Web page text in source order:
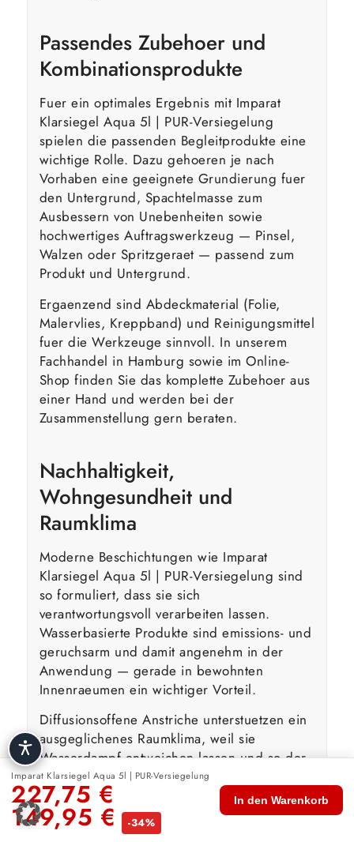
Passendes Zubehoer und
Kombinationsprodukte
Fuer ein optimales Ergebnis mit Imparat
Klarsiegel Aqua 5l | PUR-Versiegelung
spielen die passenden Begleitprodukte eine
wichtige Rolle. Dazu gehoeren je nach
Vorhaben eine geeignete Grundierung fuer
den Untergrund, Spachtelmasse zum
Ausbessern von Unebenheiten sowie
hochwertiges Auftragswerkzeug — Pinsel,
Walzen oder Spritzgeraet — passend zum
Produkt und Untergrund.
Ergaenzend sind Abdeckmaterial (Folie,
Malervlies, Kreppband) und Reinigungsmittel
fuer die Werkzeuge sinnvoll. In unserem
Fachhandel in Hamburg sowie im Online-
Shop finden Sie das komplette Zubehoer aus
einer Hand und werden bei der
Zusammenstellung gern beraten.
Nachhaltigkeit,
Wohngesundheit und
Raumklima
Moderne Beschichtungen wie Imparat
Klarsiegel Aqua 5l | PUR-Versiegelung sind
so formuliert, dass sie sich
verantwortungsvoll verarbeiten lassen.
Wasserbasierte Produkte sind emissions- und
geruchsarm und damit angenehm in der
Anwendung — gerade in bewohnten
Innenraeumen ein wichtiger Vorteil.
Diffusionsoffene Anstriche unterstuetzen ein
ausgeglichenes Raumklima, weil sie
Wasserdampf entweichen lassen und so der
Feuchtigkeitsregulierung der Waende nicht
im Weg stehen. Das traegt dazu bei, das
Risiko von Feuchteschaeden und
Schimmelbildung zu verringern.
Imparat Klarsiegel Aqua 5l | PUR-Versiegelung
227,75 €
149,95 € -34%
In den Warenkorb
🏠
Start
🛍️
Shop
🛒 👤